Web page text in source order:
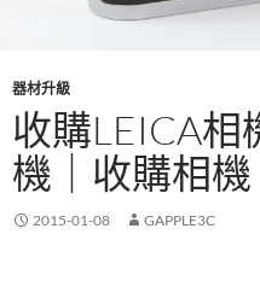
器材升級
收購LEICA相
機｜收購相機
2015-01-08 GAPPLE3C